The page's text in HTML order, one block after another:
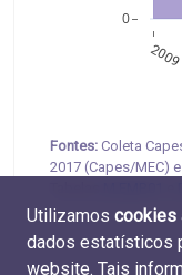
2009
0
Fontes: Coleta
2017 (Capes/MEC)
Utilizamos cookies
dados estatísticos
website. Tais